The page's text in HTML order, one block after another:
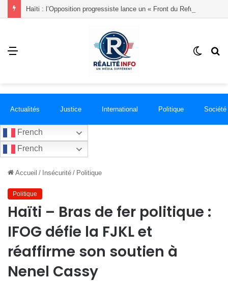
Menu
Switch
Actualités Justice International Politique Société
French
French
Accueil / Insécurité / Politique
Politique
Haïti – Bras de fer politique :
IFOG défie la FJKL et
réaffirme son soutien à
Nenel Cassy